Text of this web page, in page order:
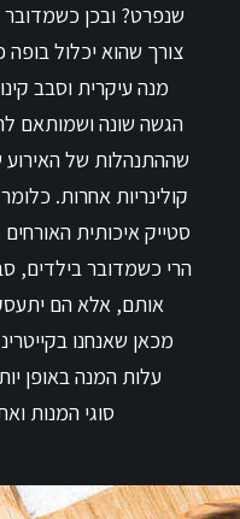
שנפרט? ובכן כשמדובר
צורך שהוא יכלול
מנה עיקרית וסבב
הגשה שונה ושמותאם
שההתנהלות של האירוע
קולינריות אחרות.
סטייק איכותית
הרי כשמדובר בילדים,
אותם, אלא הם
מכאן שאנחנו
עלות המנה באופן
סוגי המנות